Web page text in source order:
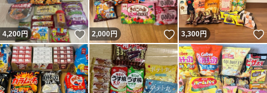
4,200円 いいね！
2,000円 いいね！
3,300円